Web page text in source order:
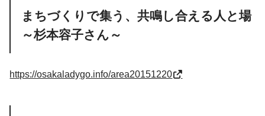
まちづくりで集う、共鳴し合える人と場
～杉本容子さん～
https://osakaladygo.info/area20151220